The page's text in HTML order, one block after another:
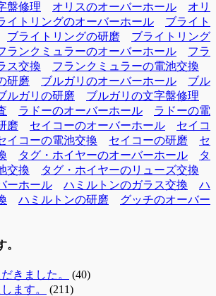
盤修理 オリスのオーバーホール
オリ
イトリングのオーバーホール
ブライト
ブライトリングの研磨
ブライトリング
ランクミュラーのオーバーホール
フラ
ス交換
フランクミュラーの電池交換
研磨
ブルガリのオーバーホール
ブル
ルガリの研磨
ブルガリの文字盤修理
ラドーのオーバーホール
ラドーの電
磨 セイコーのオーバーホール
セイコ
イコーの電池交換 セイコーの研磨
セ
タグ・ホイヤーのオーバーホール
タ
交換
タグ・ホイヤーのリューズ交換
ーホール
ハミルトンのガラス交換
ハ
ハミルトンの研磨
グッチのオーバー
きました。
(40)
ます。
(211)